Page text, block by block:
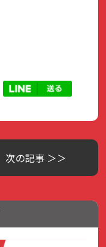
次の記事 ＞＞